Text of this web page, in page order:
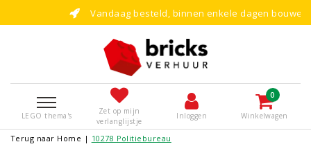
Vandaag besteld, binnen enkele dagen bouwen!
LEGO thema's
Zet op mijn
verlanglijstje
Inloggen
0
Winkelwagen
Terug naar Home | 10278 Politiebureau